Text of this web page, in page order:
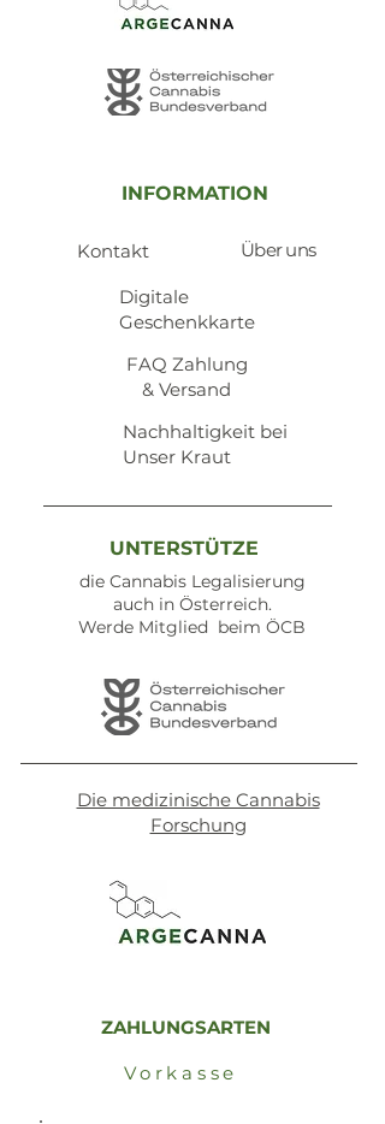
INFORMATION
Kontakt Über uns
​Digitale
Geschenkkarte
​FAQ Zahlung
& Versand
Nachhaltigkeit bei
Unser Kraut
UNTERSTÜTZE
die Cannabis Legalisierung
auch in Österreich.
Werde Mitglied beim ÖCB
Die medizinische Cannabis
Forschung
ZAHLUNGSARTEN
Vorkasse